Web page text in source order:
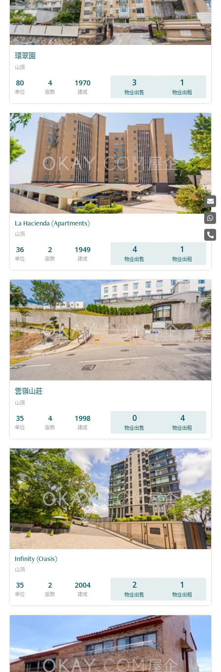
環翠園
山頂
80
单位
4
座数
1970
建成
3
物业出售
1
物业出租
La Hacienda (Apartments)
山頂
36
单位
2
座数
1949
建成
4
物业出售
1
物业出租
雲嶺山莊
山頂
35
单位
4
座数
1998
建成
0
物业出售
4
物业出租
Infinity (Oasis)
山頂
35
单位
2
座数
2004
建成
2
物业出售
1
物业出租